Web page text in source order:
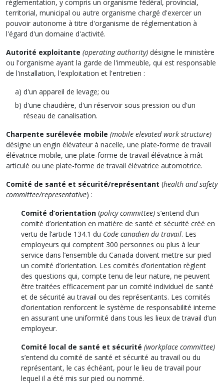
réglementation, y compris un organisme fédéral, provincial,
territorial, municipal ou autre organisme chargé d'exercer un
pouvoir autonome à titre d'organisme de réglementation à
l'égard d'un domaine d'activité.
Autorité exploitante (operating authority) désigne le ministère
ou l'organisme ayant la garde de l'immeuble, qui est responsable
de l'installation, l'exploitation et l'entretien :
d'un appareil de levage; ou
d'une chaudière, d'un réservoir sous pression ou d'un
réseau de canalisation.
Charpente surélevée mobile (mobile elevated work structure)
désigne un engin élévateur à nacelle, une plate-forme de travail
élévatrice mobile, une plate-forme de travail élévatrice à mât
articulé ou une plate-forme de travail élévatrice automotrice.
Comité de santé et sécurité/représentant (health and safety
committee/representative) :
Comité d’orientation (policy committee) s’entend d’un
comité d’orientation en matière de santé et sécurité créé en
vertu de l’article 134.1 du Code canadien du travail. Les
employeurs qui comptent 300 personnes ou plus à leur
service dans l’ensemble du Canada doivent mettre sur pied
un comité d’orientation. Les comités d’orientation règlent
des questions qui, compte tenu de leur nature, ne peuvent
être traitées efficacement par un comité individuel de santé
et de sécurité au travail ou des représentants. Les comités
d’orientation renforcent le système de responsabilité interne
en assurant une uniformité dans tous les lieux de travail d’un
employeur.
Comité local de santé et sécurité (workplace committee)
s’entend du comité de santé et sécurité au travail ou du
représentant, le cas échéant, pour le lieu de travail pour
lequel il a été mis sur pied ou nommé.